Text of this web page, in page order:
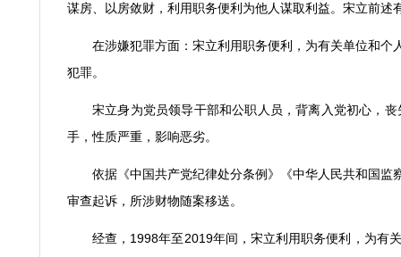
谋房、以房敛财，利用职务便利为他人谋取利益。宋立前述
在涉嫌犯罪方面：宋立利用职务便利，为有关单位和
犯罪。
宋立身为党员领导干部和公职人员，背离入党初心，
手，性质严重，影响恶劣。
依据《中国共产党纪律处分条例》《中华人民共和国
审查起诉，所涉财物随案移送。
经查， 1998年至2019年间，宋立利用职务便利，为有